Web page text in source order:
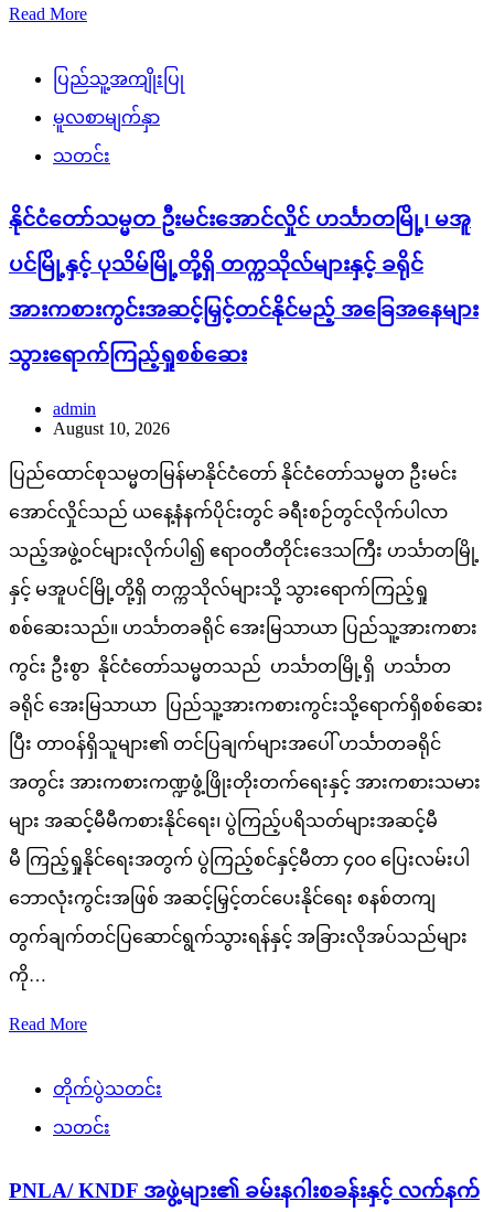
Read More
ပြည်သူ့အကျိုးပြု
မူလစာမျက်နှာ
သတင်း
နိုင်ငံတော်သမ္မတ ဦးမင်းအောင်လှိုင် ဟင်္သာတမြို့၊ မအူ
ပင်မြို့နှင့် ပုသိမ်မြို့တို့ရှိ တက္ကသိုလ်များနှင့် ခရိုင်
အားကစားကွင်းအဆင့်မြှင့်တင်နိုင်မည့် အခြေအနေများ
သွားရောက်ကြည့်ရှုစစ်ဆေး
admin
August 10, 2026
ပြည်ထောင်စုသမ္မတမြန်မာနိုင်ငံတော် နိုင်ငံတော်သမ္မတ ဦးမင်း
အောင်လှိုင်သည် ယနေ့နံနက်ပိုင်းတွင် ခရီးစဉ်တွင်လိုက်ပါလာ
သည့်အဖွဲ့ဝင်များလိုက်ပါ၍ ဧရာဝတီတိုင်းဒေသကြီး ဟင်္သာတမြို့
နှင့် မအူပင်မြို့တို့ရှိ တက္ကသိုလ်များသို့ သွားရောက်ကြည့်ရှု
စစ်ဆေးသည်။ ဟင်္သာတခရိုင် အေးမြသာယာ ပြည်သူ့အားကစား
ကွင်း ဦးစွာ နိုင်ငံတော်သမ္မတသည် ဟင်္သာတမြို့ရှိ ဟင်္သာတ
ခရိုင် အေးမြသာယာ ပြည်သူ့အားကစားကွင်းသို့ရောက်ရှိစစ်ဆေး
ပြီး တာဝန်ရှိသူများ၏ တင်ပြချက်များအပေါ် ဟင်္သာတခရိုင်
အတွင်း အားကစားကဏ္ဍဖွံ့ဖြိုးတိုးတက်ရေးနှင့် အားကစားသမား
များ အဆင့်မီမီကစားနိုင်ရေး၊ ပွဲကြည့်ပရိသတ်များအဆင့်မီ
မီ ကြည့်ရှုနိုင်ရေးအတွက် ပွဲကြည့်စင်နှင့်မီတာ ၄၀၀ ပြေးလမ်းပါ
ဘောလုံးကွင်းအဖြစ် အဆင့်မြှင့်တင်ပေးနိုင်ရေး စနစ်တကျ
တွက်ချက်တင်ပြဆောင်ရွက်သွားရန်နှင့် အခြားလိုအပ်သည်များ
ကို…
Read More
တိုက်ပွဲသတင်း
သတင်း
PNLA/ KNDF အဖွဲ့များ၏ ခမ်းနဂါးစခန်းနှင့် လက်နက်